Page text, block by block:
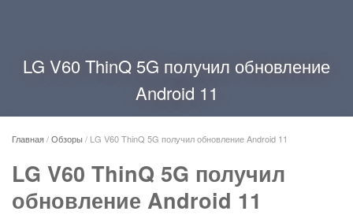
LG V60 ThinQ 5G получил обновление
Android 11
Главная/Обзоры / LG V60 ThinQ 5G получил обновление Android 11
LG V60 ThinQ 5G получил
обновление Android 11